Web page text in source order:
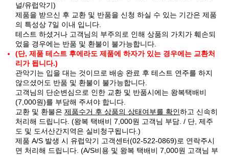
널/유럽악기)
제품을 받으신 후 교환 및 반품을 신청 하실 수 있는 기간은 제품
의 특성상 7일 이내 입니다.
테스트 하셨거나 고객님의 부주의로 인해 상품의 가치가 훼손되
었을 경우에는 반품 및 환불이 불가능합니다.
(단, 제품 테스트 후에라도 제품에 하자가 있는 경우에는 교환처
리가 됩니다.)
관악기는 입을 대는 것이므로 배송 완료 후 테스트 연주를 하지
않으셨어도 반품 및 환불이 불가능합니다.
고객님의 단순변심으로 인한 교환 및 반품시에는 왕복택배비
(7,000원)를 부담해 주셔야 합니다.
교환 및 환불은 제품수거 후 상품의 상태여부를 확인하고 신속히
처리해 드립니다. (왕복 택배비 7,000원 고객님 부담. / 단, 제주
도 및 도서산간지역은 실비청구됩니다.)
제품 A/S 발생 시 유럽악기 고객센터(02-522-0869)로 연락주시
면 처리해 드립니다. (A/S비용 및 왕복 택배비 7,000원 고객님 부